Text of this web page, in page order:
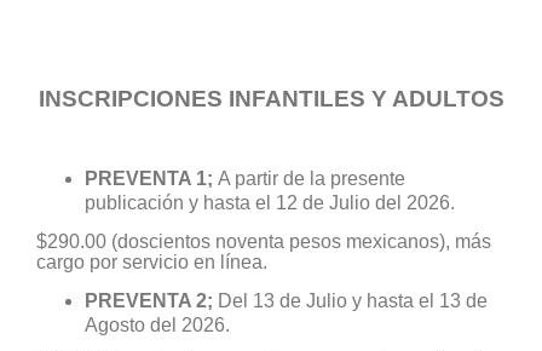
INSCRIPCIONES INFANTILES Y ADULTOS
PREVENTA 1; A partir de la presente
publicación y hasta el 12 de Julio del 2026.
$290.00 (doscientos noventa pesos mexicanos), más
cargo por servicio en línea.
PREVENTA 2; Del 13 de Julio y hasta el 13 de
Agosto del 2026.